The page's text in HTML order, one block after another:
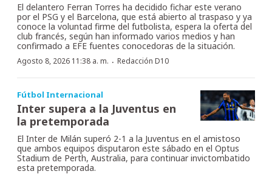
El delantero Ferran Torres ha decidido fichar este verano
por el PSG y el Barcelona, que está abierto al traspaso y ya
conoce la voluntad firme del futbolista, espera la oferta del
club francés, según han informado varios medios y han
confirmado a EFE fuentes conocedoras de la situación.
Agosto 8, 2026 11:38 a. m. · Redacción D10
Fútbol Internacional
Inter supera a la Juventus en
la pretemporada
El Inter de Milán superó 2-1 a la Juventus en el amistoso
que ambos equipos disputaron este sábado en el Optus
Stadium de Perth, Australia, para continuar invictombatido
esta pretemporada.